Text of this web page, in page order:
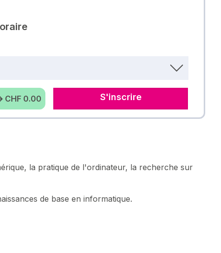
0.00 S'inscrire
la pratique de l'ordinateur, la recherche sur
de base en informatique.